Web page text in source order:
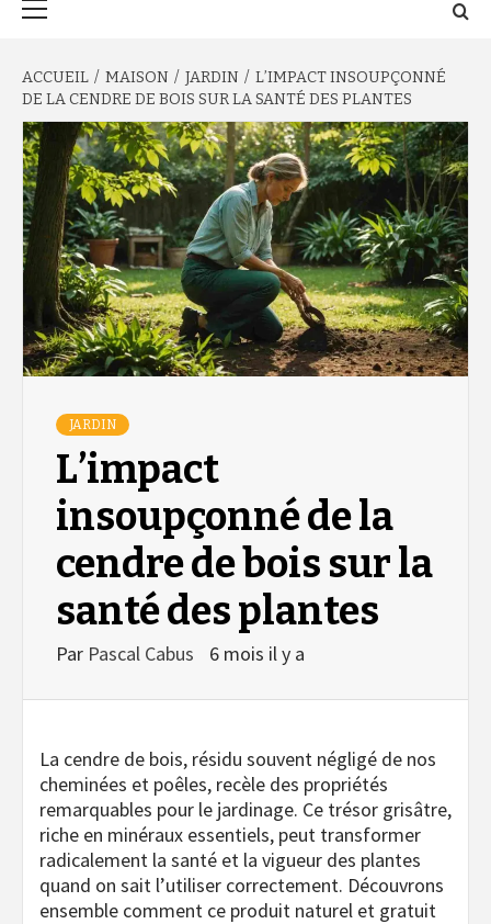
ACCUEIL MAISON JARDIN
L’IMPACT INSOUPÇONNÉ
DE LA CENDRE DE BOIS SUR LA SANTÉ DES PLANTES
JARDIN
L’impact
insoupçonné de la
cendre de bois sur la
santé des plantes
Par Pascal Cabus 6 mois il y a
La cendre de bois, résidu souvent négligé de nos
cheminées et poêles, recèle des propriétés
remarquables pour le jardinage. Ce trésor grisâtre,
riche en minéraux essentiels, peut transformer
radicalement la santé et la vigueur des plantes
quand on sait l’utiliser correctement. Découvrons
ensemble comment ce produit naturel et gratuit